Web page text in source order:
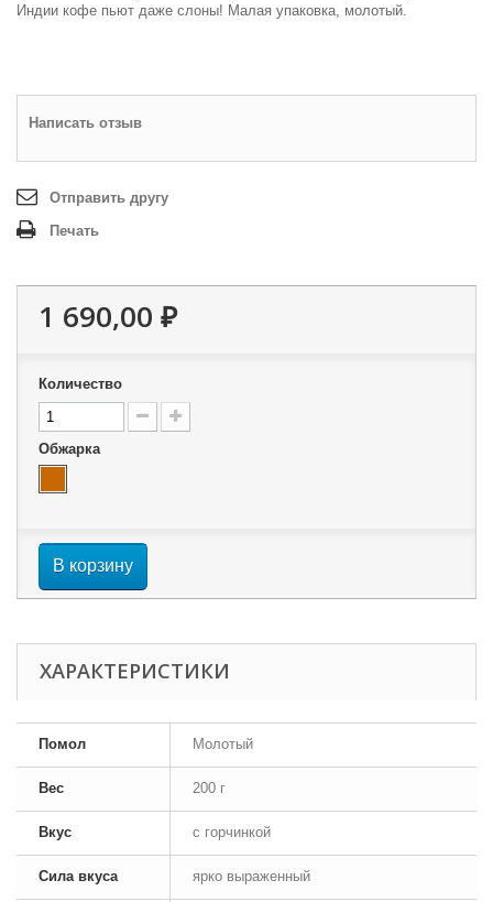
Индии кофе пьют даже слоны! Малая упаковка, молотый.
Написать отзыв
Отправить другу
Печать
1 690,00 ₽
Количество
Обжарка
В корзину
ХАРАКТЕРИСТИКИ
Помол Молотый
Вес 200 г
Вкус с горчинкой
Сила вкуса ярко выраженный